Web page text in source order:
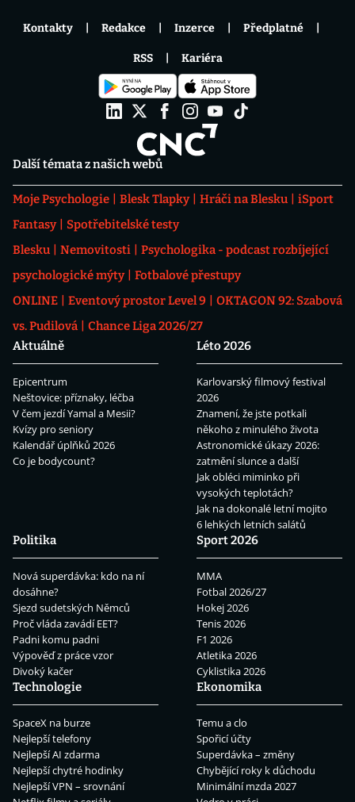
Další témata z našich webů
Moje Psychologie Blesk Tlapky Hráči na Blesku
iSport
Fantasy
Spotřebitelské testy
Blesku
Nemovitosti
Psychologika - podcast rozbíjející
psychologické mýty
Fotbalové přestupy
ONLINE
Eventový prostor Level 9
OKTAGON 92: Szabová
vs. Pudilová
Chance Liga 2026/27
Aktuálně
Epicentrum
Neštovice: příznaky, léčba
V čem jezdí Yamal a Mesii?
Kvízy pro seniory
Kalendář úplňků 2026
Co je bodycount?
Léto 2026
Karlovarský filmový festival
2026
Znamení, že jste potkali
někoho z minulého života
Astronomické úkazy 2026:
zatmění slunce a další
Jak obléci miminko při
vysokých teplotách?
Jak na dokonalé letní mojito
6 lehkých letních salátů
Politika
Nová superdávka: kdo na ní
dosáhne?
Sjezd sudetských Němců
Proč vláda zavádí EET?
Padni komu padni
Výpověď z práce vzor
Divoký kačer
Sport 2026
MMA
Fotbal 2026/27
Hokej 2026
Tenis 2026
F1 2026
Atletika 2026
Cyklistika 2026
Technologie
SpaceX na burze
Nejlepší telefony
Nejlepší AI zdarma
Nejlepší chytré hodinky
Nejlepší VPN – srovnání
Ekonomika
Temu a clo
Spořicí účty
Superdávka – změny
Chybějící roky k důchodu
Minimální mzda 2027
Kontakty Redakce Inzerce Předplatné
RSS Kariéra